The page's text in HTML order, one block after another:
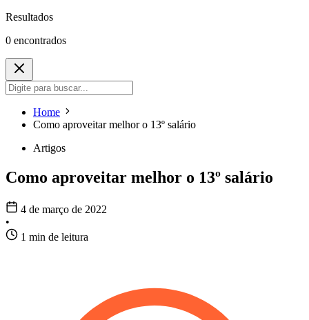
Resultados
0 encontrados
Home
Como aproveitar melhor o 13º salário
Artigos
Como aproveitar melhor o 13º salário
4 de março de 2022
•
1 min de leitura